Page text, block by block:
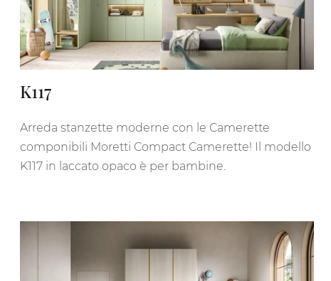
K117
Arreda stanzette moderne con le Camerette
componibili Moretti Compact Camerette! Il modello
K117 in laccato opaco è per bambine.